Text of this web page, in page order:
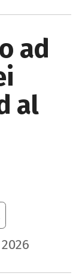
ad
al
2026